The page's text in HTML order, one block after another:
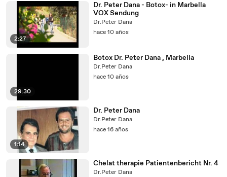
2:27
Dr. Peter Dana - Botox- in Marbella
VOX Sendung
Dr.Peter Dana
hace 10 años
29:30
Botox Dr. Peter Dana , Marbella
Dr.Peter Dana
hace 10 años
1:14
Dr. Peter Dana
Dr.Peter Dana
hace 16 años
Chelat therapie Patientenbericht Nr. 4
Dr.Peter Dana